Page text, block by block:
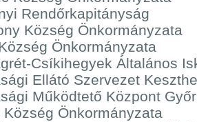
Rendőrkapitányság
Község Önkormányzata
Önkormányzata
Csíkihegyek Általános
Ellátó Szervezet
Működtető Központ Győr
Község Önkormányzata